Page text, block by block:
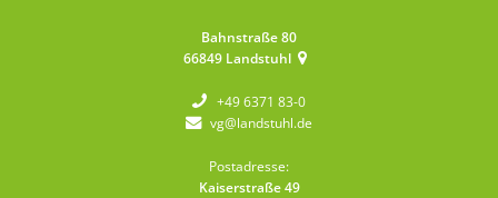
Bahnstraße 80
66849 Landstuhl
+49 6371 83-0
vg@landstuhl.de
Postadresse:
Kaiserstraße 49